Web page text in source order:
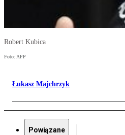
Robert Kubica
Foto: AFP
Łukasz Majchrzyk
Powiązane